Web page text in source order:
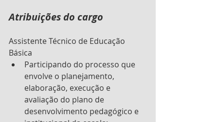
Atribuições do cargo
Assistente Técnico de Educação
Básica
Participando do processo que
envolve o planejamento,
elaboração, execução e
avaliação do plano de
desenvolvimento pedagógico e